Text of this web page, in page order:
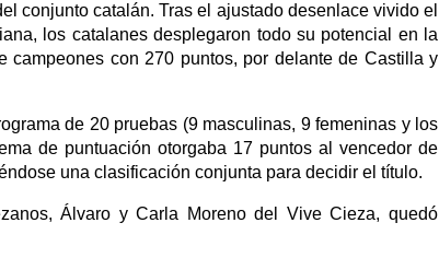
conjunto catalán. Tras el ajustado desenlace vivido el
los catalanes desplegaron todo su potencial en la
campeones con 270 puntos, por delante de Castilla y
de 20 pruebas (9 masculinas, 9 femeninas y los
de puntuación otorgaba 17 puntos al vencedor de
una clasificación conjunta para decidir el título.
Álvaro y Carla Moreno del Vive Cieza, quedó